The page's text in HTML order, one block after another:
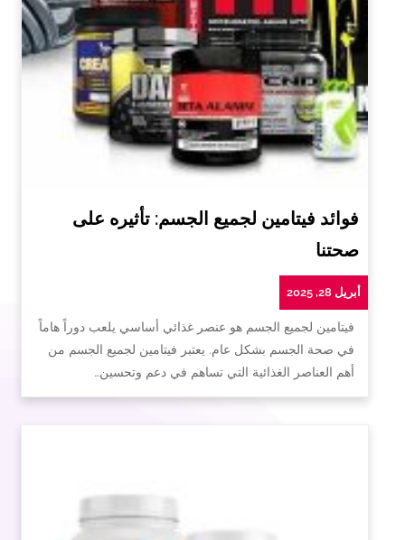
فوائد فيتامين لجميع الجسم: تأثيره على
صحتنا
أبريل 28, 2025
فيتامين لجميع الجسم هو عنصر غذائي أساسي يلعب دوراً هاماً
في صحة الجسم بشكل عام. يعتبر فيتامين لجميع الجسم من
أهم العناصر الغذائية التي تساهم في دعم وتحسين…